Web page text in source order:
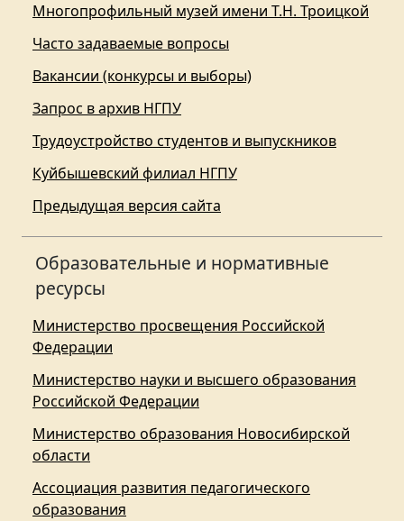
Многопрофильный музей имени Т.Н. Троицкой
Часто задаваемые вопросы
Вакансии (конкурсы и выборы)
Запрос в архив НГПУ
Трудоустройство студентов и выпускников
Куйбышевский филиал НГПУ
Предыдущая версия сайта
Образовательные и нормативные
ресурсы
Министерство просвещения Российской
Федерации
Министерство науки и высшего образования
Российской Федерации
Министерство образования Новосибирской
области
Ассоциация развития педагогического
образования